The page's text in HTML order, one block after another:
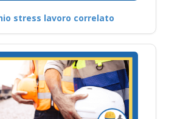
stress lavoro correlato